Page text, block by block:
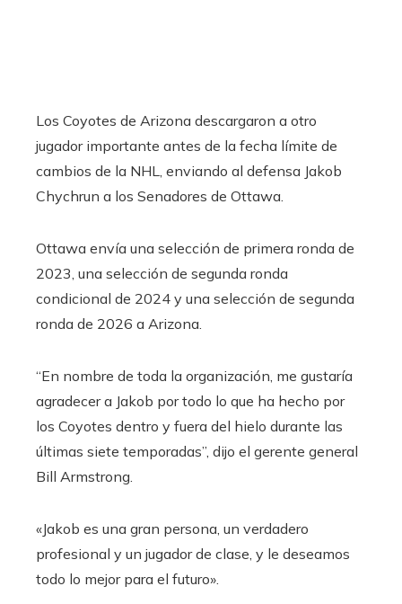
Los Coyotes de Arizona descargaron a otro
jugador importante antes de la fecha límite de
cambios de la NHL, enviando al defensa Jakob
Chychrun a los Senadores de Ottawa.
Ottawa envía una selección de primera ronda de
2023, una selección de segunda ronda
condicional de 2024 y una selección de segunda
ronda de 2026 a Arizona.
“En nombre de toda la organización, me gustaría
agradecer a Jakob por todo lo que ha hecho por
los Coyotes dentro y fuera del hielo durante las
últimas siete temporadas”, dijo el gerente general
Bill Armstrong.
«Jakob es una gran persona, un verdadero
profesional y un jugador de clase, y le deseamos
todo lo mejor para el futuro».